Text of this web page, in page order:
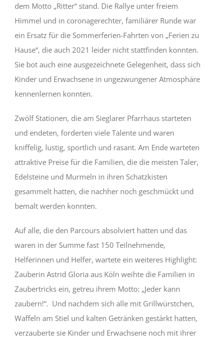
dem Motto „Ritter“ stand. Die Rallye unter freiem
Himmel und in coronagerechter, familiärer Runde war
ein Ersatz für die Sommerferien-Fahrten von „Ferien zu
Hause“, die auch 2021 leider nicht stattfinden konnten.
Sie bot auch eine ausgezeichnete Gelegenheit, dass sich
Kinder und Erwachsene in ungezwungener Atmosphäre
kennenlernen konnten.
Zwölf Stationen, die am Sieglarer Pfarrhaus starteten
und endeten, forderten viele Talente und waren
kniffelig, lustig, sportlich und rasant. Am Ende warteten
attraktive Preise für die Familien, die die meisten Taler,
Edelsteine und Murmeln in ihren Schatzkisten
gesammelt hatten, die nachher noch geschmückt und
bemalt werden konnten.
Auf alle, die den Parcours absolviert hatten und das
waren in der Summe fast 150 Teilnehmende,
Helferinnen und Helfer, wartete ein weiteres Highlight:
Zauberin Astrid Gloria aus Köln weihte die Familien in
Zaubertricks ein, getreu ihrem Motto: „Jeder kann
zaubern!“. Und nachdem sich alle mit Grillwürstchen,
Waffeln am Stiel und kalten Getränken gestärkt hatten,
verzauberte sie Kinder und Erwachsene noch mit ihrer